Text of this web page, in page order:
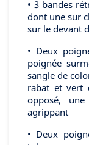
• 3 bandes
dont une sur
sur le devant
• Deux
poignée
sangle de
rabat et vert
opposé,
agrippant
• Deux